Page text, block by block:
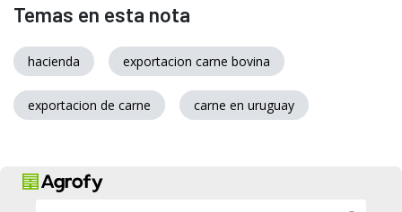
Temas en esta nota
hacienda exportacion carne bovina
exportacion de carne carne en uruguay